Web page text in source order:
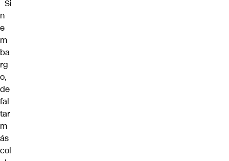
Si
n
e
m
ba
rg
o,
de
fal
tar
m
ás
col